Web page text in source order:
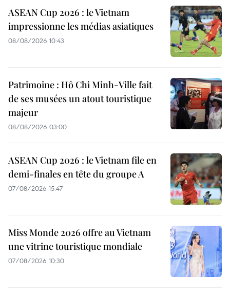
ASEAN Cup 2026 : le Vietnam
impressionne les médias asiatiques
08/08/2026 10:43
Patrimoine : Hô Chi Minh-Ville fait
de ses musées un atout touristique
majeur
08/08/2026 03:00
ASEAN Cup 2026 : le Vietnam file en
demi-finales en tête du groupe A
07/08/2026 15:47
Miss Monde 2026 offre au Vietnam
une vitrine touristique mondiale
07/08/2026 10:30